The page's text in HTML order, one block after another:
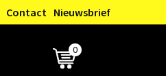
Contact Nieuwsbrief
0